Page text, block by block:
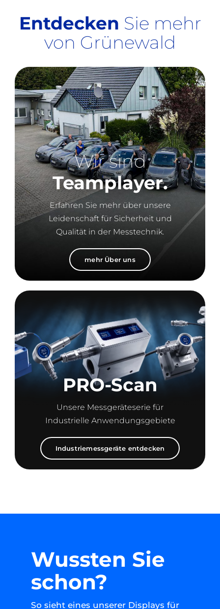
Entdecken Sie mehr
von Grünewald
Wir sind
Teamplayer.
Erfahren Sie mehr über unsere
Leidenschaft für Sicherheit und
Qualität in der Messtechnik.
mehr Über uns
PRO-Scan
Unsere Messgeräteserie für
Industrielle Anwendungsgebiete
Industriemessgeräte entdecken
Wussten Sie
schon?
So sieht eines unserer Displays für